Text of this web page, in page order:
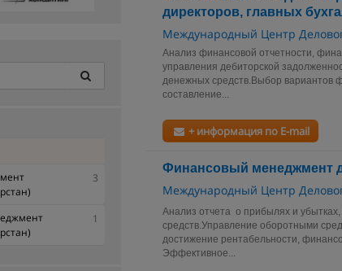
директоров, главных
Международный Центр
Анализ финансовой отчетности,
управления дебиторской
денежных средств.Выбор вариантов
составление...
+ информация по E-mail
Финансовый менеджмент
Международный Центр
Анализ отчета о прибылях и
средств.Управление оборотными
достижение рентабельности,
Эффективное...
3
1